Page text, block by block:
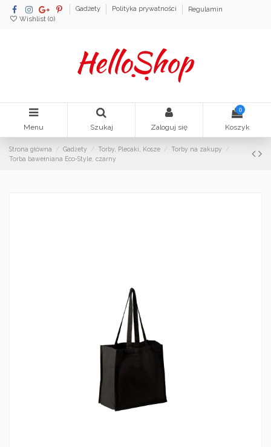
Gadżety Polityka prywatności
Regulamin
Wishlist (0)
Menu Szukaj Zaloguj się
0
Koszyk
Strona główna Gadżety Torby, Plecaki, Kosze
Torby na zakupy
Torba bawełniana Eco-Style, czarny